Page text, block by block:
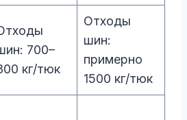
700–
кг/тюк
Отходы
шин:
примерно
1500 кг/тюк